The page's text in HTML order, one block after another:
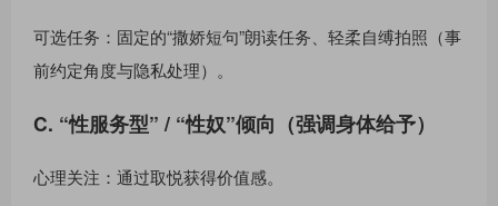
可选任务：固定的“撒娇短句”朗读任务、轻柔自缚拍照（事
前约定角度与隐私处理）。
C. “性服务型” / “性奴”倾向（强调身体给予）
心理关注：通过取悦获得价值感。